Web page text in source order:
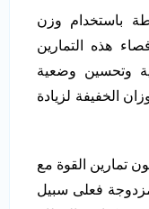
باستخدام وزن
هذه التمارين
وتحسين وضعية
الخفيفة لزيادة
تمارين القوة مع
مزدوجة فعلى سبيل